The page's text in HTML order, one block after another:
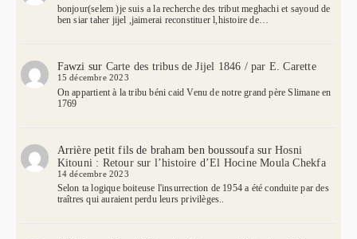
bonjour(selem )je suis a la recherche des tribut meghachi et sayoud de
ben siar taher jijel ,jaimerai reconstituer l,histoire de…
Fawzi sur Carte des tribus de Jijel 1846 / par E. Carette
15 décembre 2023
On appartient à la tribu béni caid Venu de notre grand père Slimane en
1769
Arrière petit fils de braham ben boussoufasur Hosni
Kitouni : Retour sur l’histoire d’El Hocine Moula Chekfa
14 décembre 2023
Selon ta logique boiteuse l'insurrection de 1954 a été conduite par des
traîtres qui auraient perdu leurs privilèges..